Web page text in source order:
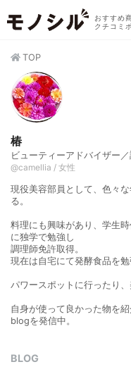
おすすめ
クチコミ
TOP
椿
ビューティーアドバイザー
@camellia / 女性
現役美容部員として、色々
る。
料理にも興味があり、学生
に独学で勉強し
調理師免許取得。
現在は自宅にて発酵食品を勉
パワースポットに行ったり
自身が使って良かった物を
blogを発信中。
BLOG